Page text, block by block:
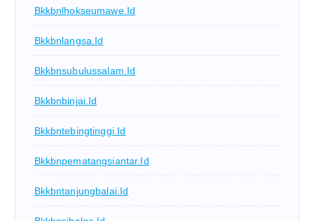
Bkkbnlhokseumawe.id
Bkkbnlangsa.id
Bkkbnsubulussalam.id
Bkkbnbinjai.id
Bkkbntebingtinggi.id
Bkkbnpematangsiantar.id
Bkkbntanjungbalai.id